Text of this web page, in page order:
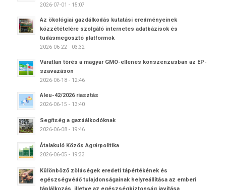
2026-07-01 - 15:07
Az ökológiai gazdálkodás kutatási eredményeinek
közzétételére szolgáló internetes adatbázisok és
tudásmegosztó platformok
2026-06-22 - 03:32
Váratlan törés a magyar GMO-ellenes konszenzusban az EP-
szavazáson
2026-06-18 - 12:46
Aleu-42/2026 riasztás
2026-06-15 - 13:40
Segítség a gazdálkodóknak
2026-06-08 - 19:46
Átalakuló Közös Agrárpolitika
2026-06-05 - 19:33
Különböző zöldségek eredeti tápértékének és
egészségvédő tulajdonságainak helyreállítása az emberi